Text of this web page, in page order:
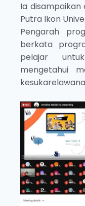
Ia disampaikan
Putra Ikon
Pengarah
berkata
pelajar
mengetahui